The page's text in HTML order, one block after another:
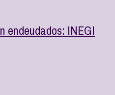
endeudados: INEGI